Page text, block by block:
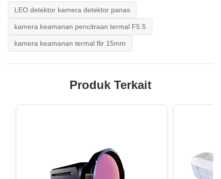
LEO detektor kamera detektor panas
kamera keamanan pencitraan termal F5.5
kamera keamanan termal flir 15mm
Produk Terkait